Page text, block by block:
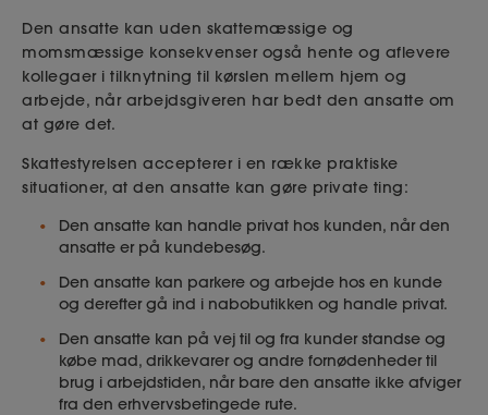
Den ansatte kan uden skattemæssige og
momsmæssige konsekvenser også hente og aflevere
kollegaer i tilknytning til kørslen mellem hjem og
arbejde, når arbejdsgiveren har bedt den ansatte om
at gøre det.
Skattestyrelsen accepterer i en række praktiske
situationer, at den ansatte kan gøre private ting:
Den ansatte kan handle privat hos kunden, når den
ansatte er på kundebesøg.
Den ansatte kan parkere og arbejde hos en kunde
og derefter gå ind i nabobutikken og handle privat.
Den ansatte kan på vej til og fra kunder standse og
købe mad, drikkevarer og andre fornødenheder til
brug i arbejdstiden, når bare den ansatte ikke afviger
fra den erhvervsbetingede rute.